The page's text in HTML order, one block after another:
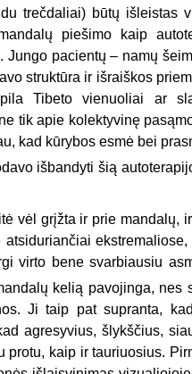
trečdaliai) būtų išleistas
piešimo kaip
Jungo pacientų – namų
struktūra ir išraiškos
Tibeto vienuoliai ar
tik apie kolektyvinę
kad kūrybos esmė bei
išbandyti šią
vėl grįžta ir prie mandalų,
ekstremaliose,
virto bene svarbiausiu
kelią pavojinga, nes
Ji taip pat supranta,
agresyvius, šlykščius,
protu, kaip ir tauriuosius.